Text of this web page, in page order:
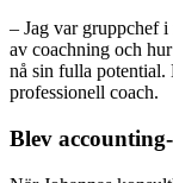
– Jag var gruppchef
av coachning och
nå sin fulla potential.
professionell coach.
Blev